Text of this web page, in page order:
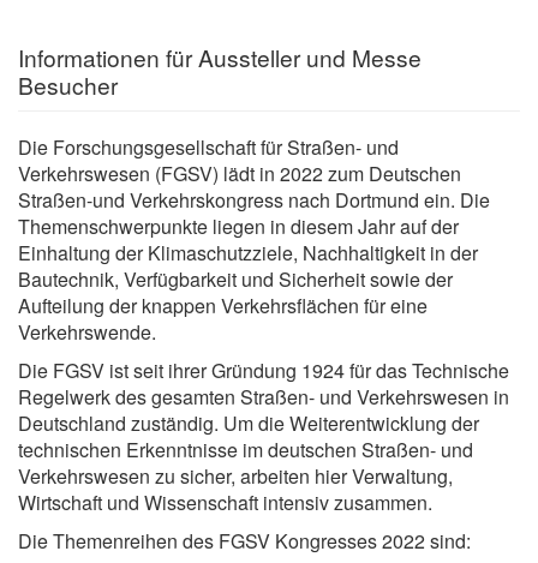
Informationen für Aussteller und Messe
Besucher
Die Forschungsgesellschaft für Straßen- und
Verkehrswesen (FGSV) lädt in 2022 zum Deutschen
Straßen-und Verkehrskongress nach Dortmund ein. Die
Themenschwerpunkte liegen in diesem Jahr auf der
Einhaltung der Klimaschutzziele, Nachhaltigkeit in der
Bautechnik, Verfügbarkeit und Sicherheit sowie der
Aufteilung der knappen Verkehrsflächen für eine
Verkehrswende.
Die FGSV ist seit ihrer Gründung 1924 für das Technische
Regelwerk des gesamten Straßen- und Verkehrswesen in
Deutschland zuständig. Um die Weiterentwicklung der
technischen Erkenntnisse im deutschen Straßen- und
Verkehrswesen zu sicher, arbeiten hier Verwaltung,
Wirtschaft und Wissenschaft intensiv zusammen.
Die Themenreihen des FGSV Kongresses 2022 sind: